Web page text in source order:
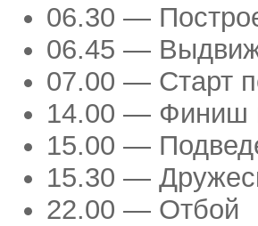
06.30 —
06.45 —
07.00 — Старт
14.00 — Финиш
15.00 —
15.30 —
22.00 — Отбой